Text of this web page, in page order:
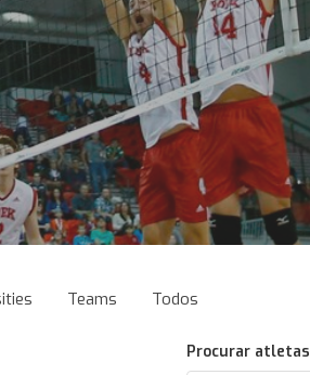
Teams Todos
Procurar atletas